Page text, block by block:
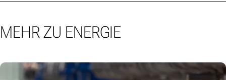
MEHR ZU ENERGIE